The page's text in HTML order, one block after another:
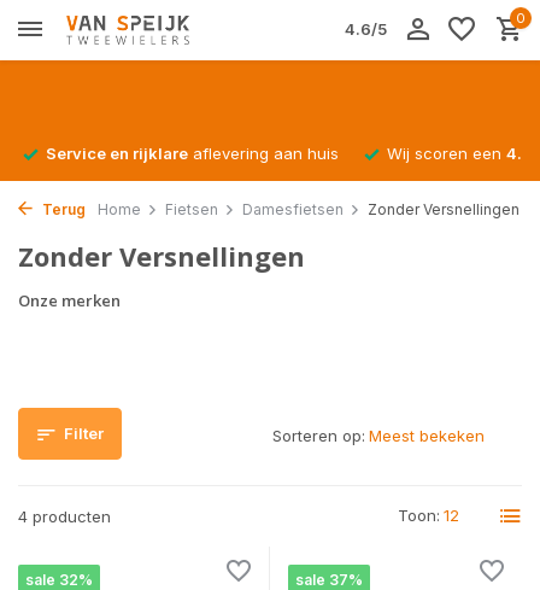
4.6/5
0
Service en rijklare aflevering aan huis Wij scoren een
Terug Home Fietsen Damesfietsen Zonder Versnellingen
Zonder Versnellingen
Onze merken
Filter
4 producten Toon:
Sorteren op:
sale 32% sale 37%